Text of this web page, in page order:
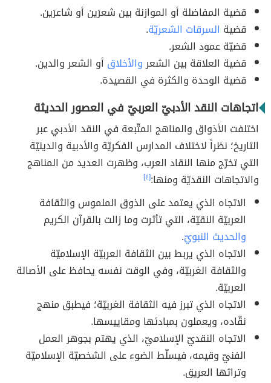
قضية المفاضلة أو الموازنة بين شعرَين أو شاعرَين.
قضية السرقات الشعريّة.
قضيّة عمود الشعر.
قضية العلاقة بين الشعروالأخلاق أو الشعر والدين.
قضية الوحدة والكثرة في القصيدة.
اتجاهات النقد الأدبيّ العربيّ في العصور الحديثة
اختلفت الأذواق والمناهج المتّبعة في النقد الأدبي عبر
التاريخ؛ نظراً لاختلاف المدارس الفكريّة والأدبية والدينيّة
التي تخرّج منها النقاد العرب، وظهرت العديد من المناهج
والاتجاهات النقديّة ومنها:[٤]
الاتجاه الذي يعتمد على الذوق الملموس والثقافة
العربيّة النقيّة، التي تأثرت وما زالت بالقرآن الكريم
والحديث النبويّ.
الاتجاه الذي يربط بين الثقافة العربيّة الإسلاميّة
والثقافة الغربيّة، وفي الوقت نفسه يحافظ على الأصالة
العربيّة.
الاتجاه الذي تبرز فيه الثقافة الغربيّة؛ فيطبق منهج
نقّاده، ويعملون بمبادئها ومقاييسها.
الاتجاه النقديّ الإسلاميّ، الذي يهتم بجوهر العمل
الفنيّ وقيمه، فيسلّط الضوء على الشخصيّة الإسلاميّة
وتراثها العريق.